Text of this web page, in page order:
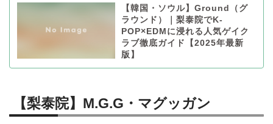
【韓国・ソウル】Ground（グ
ラウンド）｜梨泰院でK-
POP×EDMに浸れる人気ゲイク
ラブ徹底ガイド【2025年最新
版】
【梨泰院】M.G.G・マグッガン